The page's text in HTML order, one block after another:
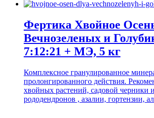
Фертика Хвойное
Вечнозеленых и
7:12:21 + МЭ, 5 кг
Комплексное гранулированное
пролонгированного действия.
хвойных растений, садовой черники
рододендронов , азалии, гортензии,